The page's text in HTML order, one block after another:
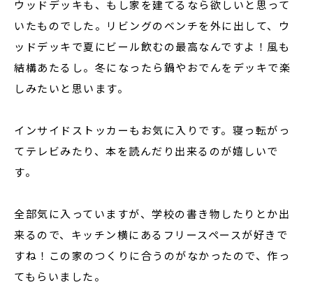
ウッドデッキも、もし家を建てるなら欲しいと思って
いたものでした。リビングのベンチを外に出して、ウ
ッドデッキで夏にビール飲むの最高なんですよ！風も
結構あたるし。冬になったら鍋やおでんをデッキで楽
しみたいと思います。
インサイドストッカーもお気に入りです。寝っ転がっ
てテレビみたり、本を読んだり出来るのが嬉しいで
す。
全部気に入っていますが、学校の書き物したりとか出
来るので、キッチン横にあるフリースペースが好きで
すね！この家のつくりに合うのがなかったので、作っ
てもらいました。